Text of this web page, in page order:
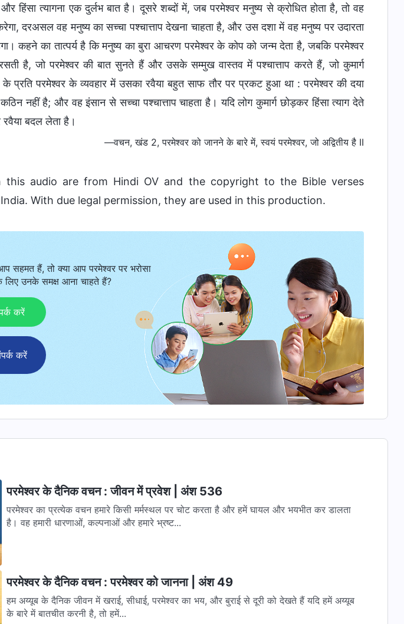
हिंसा त्यागना एक दुर्लभ बात है। दूसरे शब्दों में, जब परमेश्वर मनुष्य से क्रोधित होता है, तो वह
दरअसल वह मनुष्य का सच्चा पश्चात्ताप देखना चाहता है, और उस दशा में वह मनुष्य पर उदारता
कहने का तात्पर्य है कि मनुष्य का बुरा आचरण परमेश्वर के कोप को जन्म देता है, जबकि परमेश्वर
है, जो परमेश्वर की बात सुनते हैं और उसके सम्मुख वास्तव में पश्चात्ताप करते हैं, जो कुमार्ग
प्रति परमेश्वर के व्यवहार में उसका रवैया बहुत साफ तौर पर प्रकट हुआ था : परमेश्वर की दया
नहीं है; और वह इंसान से सच्चा पश्चात्ताप चाहता है। यदि लोग कुमार्ग छोड़कर हिंसा त्याग देते
बदल लेता है।
—वचन, खंड 2, परमेश्वर को जानने के बारे में, स्वयं परमेश्वर, जो अद्वितीय है II
this audio are from Hindi OV and the copyright to the Bible verses
With due legal permission, they are used in this production.
सहमत हैं, तो क्या आप परमेश्वर पर भरोसा
उनके समक्ष आना चाहते हैं?
करें
करें
परमेश्वर के दैनिक वचन : जीवन में प्रवेश | अंश 536
परमेश्वर का प्रत्येक वचन हमारे किसी मर्मस्थल पर चोट करता है और हमें घायल और भयभीत कर डालता
है। वह हमारी धारणाओं, कल्पनाओं और हमारे भ्रष्ट...
परमेश्वर के दैनिक वचन : परमेश्वर को जानना | अंश 49
हम अय्यूब के दैनिक जीवन में खराई, सीधाई, परमेश्वर का भय, और बुराई से दूरी को देखते हैं यदि हमें अय्यूब
के बारे में बातचीत करनी है, तो हमें...